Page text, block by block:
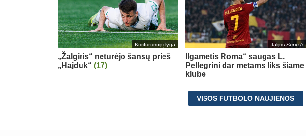
Konferencijų lyga
„Žalgiris“ neturėjo šansų prieš
„Hajduk“ (17)
Italijos Serie A
Ilgametis Roma“ saugas L.
Pellegrini dar metams liks šiame
klube
VISOS FUTBOLO NAUJIENOS